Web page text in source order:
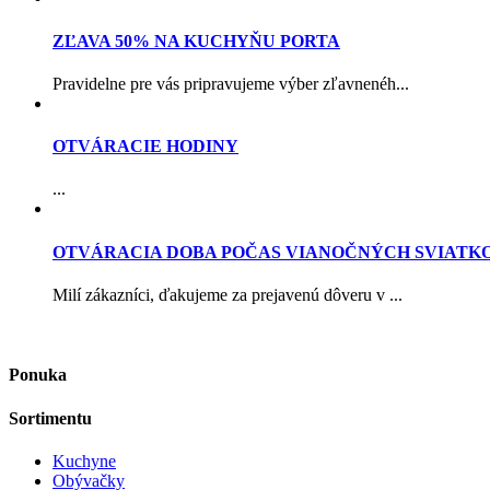
ZĽAVA 50% NA KUCHYŇU PORTA
Pravidelne pre vás pripravujeme výber zľavnenéh...
OTVÁRACIE HODINY
...
OTVÁRACIA DOBA POČAS VIANOČNÝCH
Milí zákazníci, ďakujeme za prejavenú dôveru v ...
Ponuka
Sortimentu
Kuchyne
Obývačky